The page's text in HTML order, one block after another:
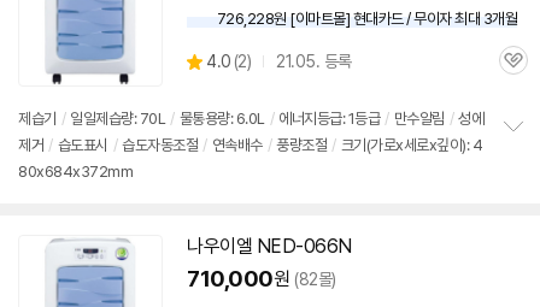
726,228원 [이마트몰] 현대카드 / 무이자 최대 3개월
별
4.0 (상
리
뷰
2) 21.05. 등록
관
제습기 / 일일제습량: 70L / 물통용량: 6.0L / 에너지등급: 1등급 / 만수알림 / 성에
제거 / 습도표시 / 습도자동조절 / 연속배수 / 풍량조절 / 크기(가로x세로x깊이): 4
80x684x372mm
나우이엘 NED-066N
710,000원 (82몰)